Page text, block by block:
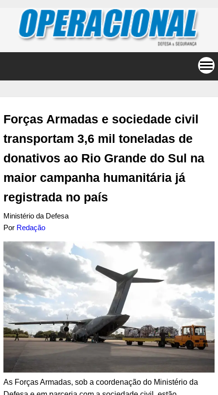
Forças Armadas e sociedade civil
transportam 3,6 mil toneladas de
donativos ao Rio Grande do Sul na
maior campanha humanitária já
registrada no país
Ministério da Defesa
Por Redação
As Forças Armadas, sob a coordenação do Ministério da